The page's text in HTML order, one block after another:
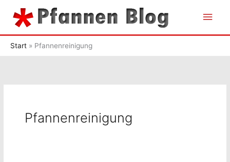
Inhalt
Start Pfannenreinigung
Pfannenreinigung